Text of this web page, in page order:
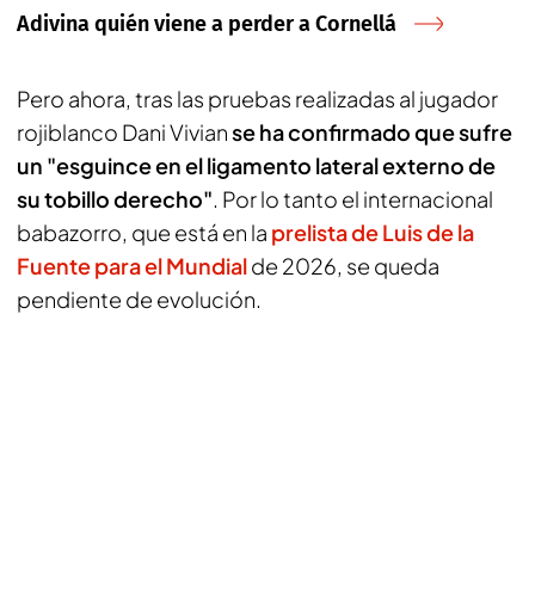
Adivina quién viene a perder a Cornellá
Pero ahora, tras las pruebas realizadas al jugador
rojiblanco Dani Vivianse ha confirmado que sufre
un "esguince en el ligamento lateral externo de
su tobillo derecho". Por lo tanto el internacional
babazorro, que está en la prelista de Luis de la
Fuente para el Mundialde 2026, se queda
pendiente de evolución.